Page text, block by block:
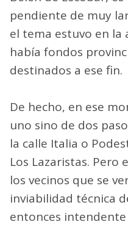
pendiente de muy
el tema estuvo en la
había fondos
destinados a ese fin.
De hecho, en ese
uno sino de dos
la calle Italia o
Los Lazaristas.
los vecinos que se
inviabilidad técnica
entonces